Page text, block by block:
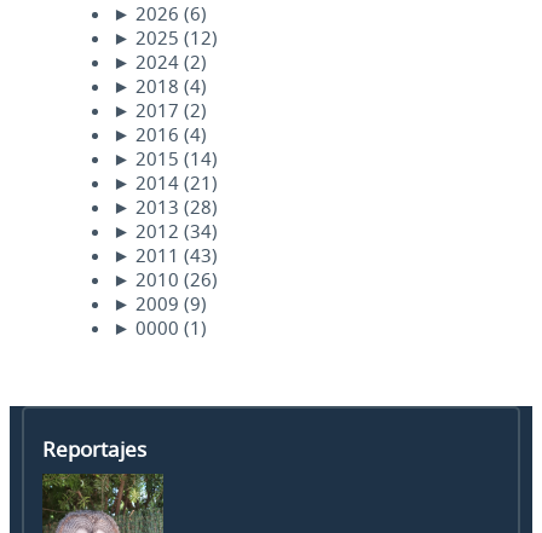
► 2026 (6)
► 2025 (12)
► 2024 (2)
► 2018 (4)
► 2017 (2)
► 2016 (4)
► 2015 (14)
► 2014 (21)
► 2013 (28)
► 2012 (34)
► 2011 (43)
► 2010 (26)
► 2009 (9)
► 0000 (1)
Reportajes